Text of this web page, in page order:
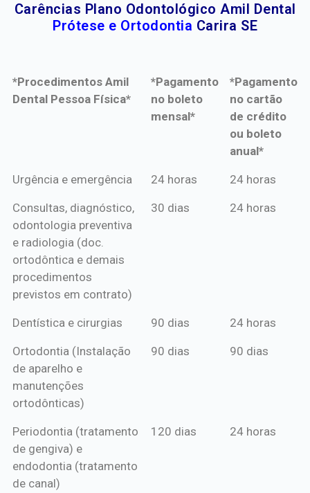
Carências Plano Odontológico Amil Dental
Prótese e Ortodontia Carira SE
*Procedimentos Amil
Dental Pessoa Física*
*Pagamento
no boleto
mensal*
*Pagamento
no cartão
de crédito
ou boleto
anual*
*Procedimentos Amil
*Pagamento
mensal*
*Pagamento
de crédito
Urgência e emergência 24 horas 24 horas
Consultas, diagnóstico,
odontologia preventiva
e radiologia (doc.
ortodôntica e demais
procedimentos
previstos em contrato)
30 dias 24 horas
Dentística e cirurgias 90 dias 24 horas
Ortodontia (Instalação
de aparelho e
manutenções
ortodônticas)
90 dias 90 dias
Periodontia (tratamento
de gengiva) e
endodontia (tratamento
de canal)
120 dias 24 horas